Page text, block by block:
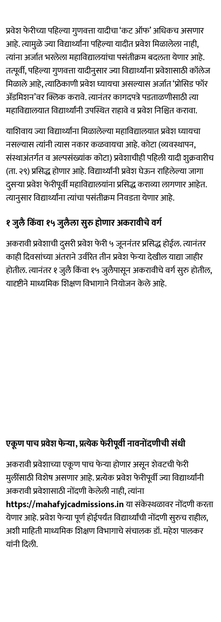
प्रवेश फेरीच्या पहिल्या गुणवत्ता यादीचा ‘कट ऑफ’ अधिकच असणार
आहे. त्यामुळे ज्या विद्यार्थ्यांना पहिल्या यादीत प्रवेश मिळालेला नाही,
त्यांना अर्जात भरलेला महाविद्यालयांचा पसंतीक्रम बदलता येणार आहे.
तत्पूर्वी, पहिल्या गुणवत्ता यादीनुसार ज्या विद्यार्थ्यांना प्रवेशासाठी कॉलेज
मिळाले आहे, त्याठिकाणी प्रवेश घ्यायचा असल्यास अर्जात ‘प्रोसिड फॉर
ॲडमिशन’वर क्लिक करावे. त्यानंतर कागदपत्रे पडताळणीसाठी त्या
महाविद्यालयात विद्यार्थ्यांनी उपस्थित राहावे व प्रवेश निश्चित करावा.
याशिवाय ज्या विद्यार्थ्यांना मिळालेल्या महाविद्यालयात प्रवेश घ्यायचा
नसल्यास त्यांनी त्यास नकार कळवायचा आहे. कोटा (व्यवस्थापन,
संस्थाअंतर्गत व अल्पसंख्यांक कोटा) प्रवेशाचीही पहिली यादी शुक्रवारीच
(ता. २९) प्रसिद्ध होणार आहे. विद्यार्थ्यांनी प्रवेश घेऊन राहिलेल्या जागा
दुसऱ्या प्रवेश फेरीपूर्वी महाविद्यालयांना प्रसिद्ध कराव्या लागणार आहेत.
त्यानुसार विद्यार्थ्यांना त्यांचा पसंतीक्रम निवडता येणार आहे.
१ जुलै किंवा १५ जुलैला सुरु होणार अकरावीचे वर्ग
अकरावी प्रवेशाची दुसरी प्रवेश फेरी ५ जूननंंतर प्रसिद्ध होईल. त्यानंतर
काही दिवसांच्या अंतराने उर्वरित तीन प्रवेश फेऱ्या देखील याद्या जाहीर
होतील. त्यानंतर १ जुलै किंवा १५ जुलैपासून अकरावीचे वर्ग सुरु होतील,
यादृष्टीने माध्यमिक शिक्षण विभागाने नियोजन केले आहे.
एकूण पाच प्रवेश फेऱ्या, प्रत्येक फेरीपूर्वी नावनोंदणीची संधी
अकरावी प्रवेशाच्या एकूण पाच फेऱ्या होणार असून शेवटची फेरी
मुलींसाठी विशेष असणार आहे. प्रत्येक प्रवेश फेरीपूर्वी ज्या विद्यार्थ्यांनी
अकरावी प्रवेशासाठी नोंदणी केलेली नाही, त्यांना
https://mahafyjcadmissions.inया संकेस्थळावर नोंदणी करता
येणार आहे. प्रवेश फेऱ्या पूर्ण होईपर्यंत विद्यार्थ्यांची नोंदणी सुरुच राहील,
अशी माहिती माध्यमिक शिक्षण विभागाचे संचालक डॉ. महेश पालकर
यांनी दिली.